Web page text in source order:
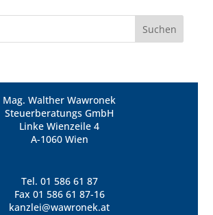
Mag. Walther Wawronek
Steuerberatungs GmbH
Linke Wienzeile 4
A-1060 Wien
Tel. 01 586 61 87
Fax 01 586 61 87-16
kanzlei@wawronek.at